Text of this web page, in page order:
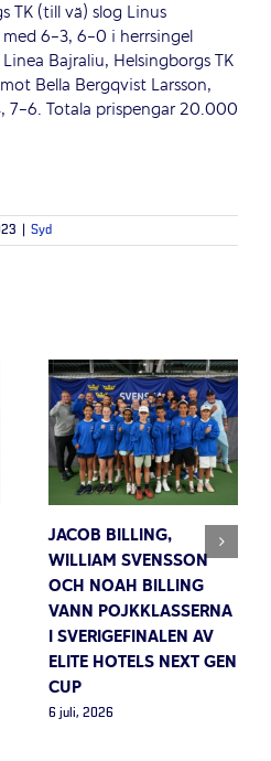
TK (till vä) slog Linus
med 6-3, 6-0 i herrsingel
Bajraliu, Helsingborgs TK
Bella Bergqvist Larsson,
7-6. Totala prispengar 20.000
Syd
JACOB BILLING,
WILLIAM SVENSSON
OCH NOAH BILLING
VANN POJKKLASSERNA
I SVERIGEFINALEN AV
ELITE HOTELS NEXT GEN
CUP
6 juli, 2026